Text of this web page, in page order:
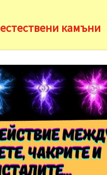
камъни